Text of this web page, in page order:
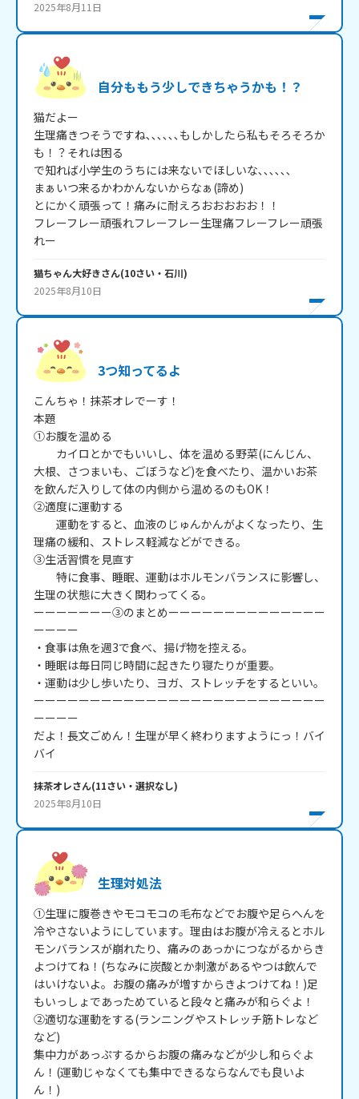
2025年8月11日
自分ももう少しできちゃうかも！？
猫だよー
生理痛きつそうですね､､､､､､もしかしたら私もそろそろか
も！？それは困る
で知れば小学生のうちには来ないでほしいな､､､､､､
まぁいつ来るかわかんないからなぁ(諦め)
とにかく頑張って！痛みに耐えろおおおおお！！
フレーフレー頑張れフレーフレー生理痛フレーフレー頑張
れー
猫ちゃん大好きさん(10さい・ 石川)
2025年8月10日
3つ知ってるよ
こんちゃ！抹茶オレでーす！
本題
①お腹を温める
カイロとかでもいいし、体を温める野菜(にんじん、
大根、さつまいも、ごぼうなど)を食べたり、温かいお茶
を飲んだ入りして体の内側から温めるのもOK！
②適度に運動する
運動をすると、血液のじゅんかんがよくなったり、生
理痛の緩和、ストレス軽減などができる。
③生活習慣を見直す
特に食事、睡眠、運動はホルモンバランスに影響し、
生理の状態に大きく関わってくる。
ーーーーーーー③のまとめーーーーーーーーーーーーーー
ーーーー
・食事は魚を週3で食べ、揚げ物を控える。
・睡眠は毎日同じ時間に起きたり寝たりが重要。
・運動は少し歩いたり、ヨガ、ストレッチをするといい。
ーーーーーーーーーーーーーーーーーーーーーーーーーー
ーーーー
だよ！長文ごめん！生理が早く終わりますようにっ！バイ
バイ
抹茶オレさん(11さい・ 選択なし)
2025年8月10日
生理対処法
①生理に腹巻きやモコモコの毛布などでお腹や足らへんを
冷やさないようにしています。理由はお腹が冷えるとホル
モンバランスが崩れたり、痛みのあっかにつながるからき
よつけてね！(ちなみに炭酸とか刺激があるやつは飲んで
はいけないよ。お腹の痛みが増すからきよつけてね！)足
もいっしょであっためていると段々と痛みが和らぐよ！
②適切な運動をする(ランニングやストレッチ筋トレなど
など)
集中力があっぷするからお腹の痛みなどが少し和らぐよ
ん！(運動じゃなくても集中できるならなんでも良いよ
ん！)